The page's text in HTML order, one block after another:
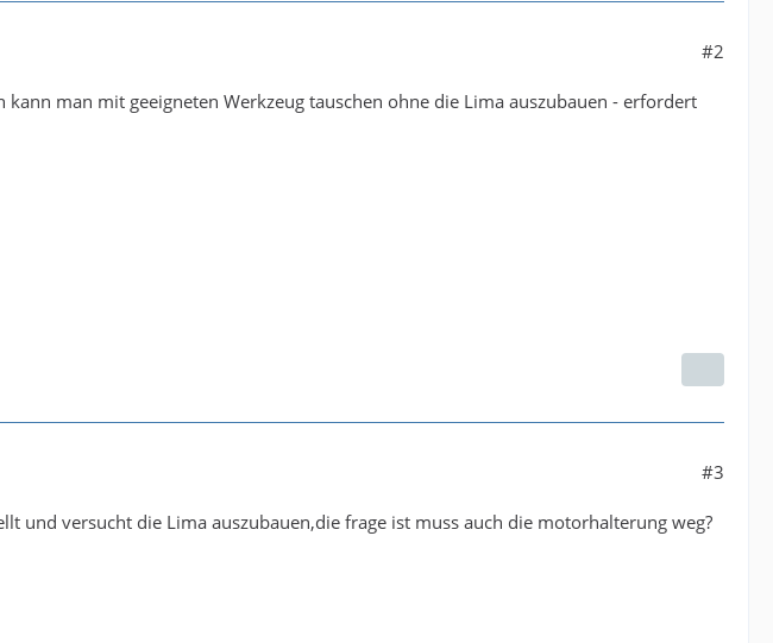
#2
man mit geeigneten Werkzeug tauschen ohne die Lima auszubauen - erfordert
#3
und versucht die Lima auszubauen,die frage ist muss auch die motorhalterung weg?